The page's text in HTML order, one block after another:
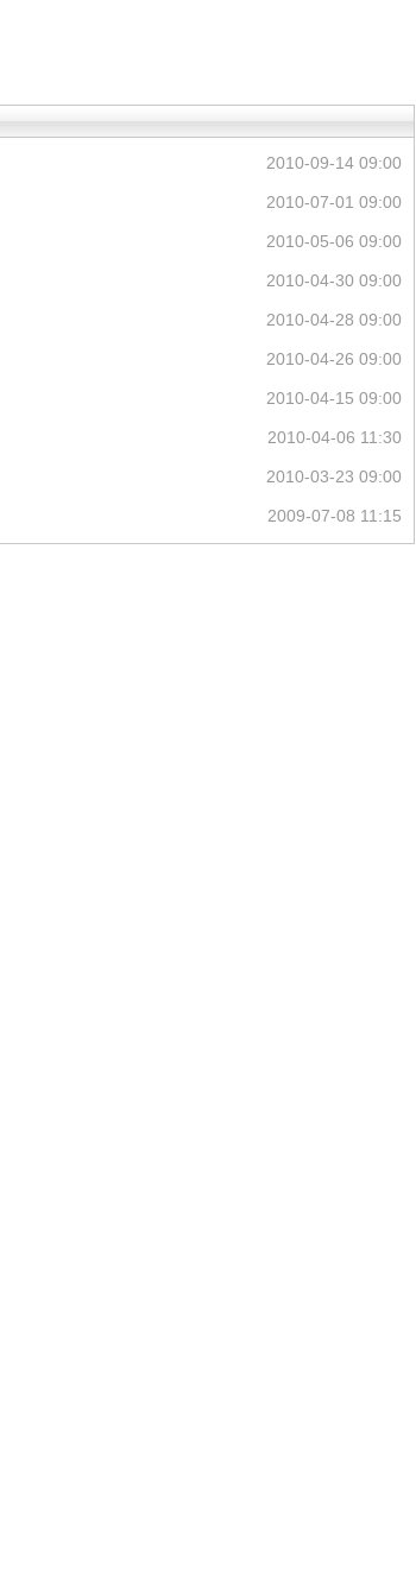
2010-09-14 09:00
2010-07-01 09:00
2010-05-06 09:00
2010-04-30 09:00
2010-04-28 09:00
2010-04-26 09:00
2010-04-15 09:00
2010-04-06 11:30
2010-03-23 09:00
2009-07-08 11:15